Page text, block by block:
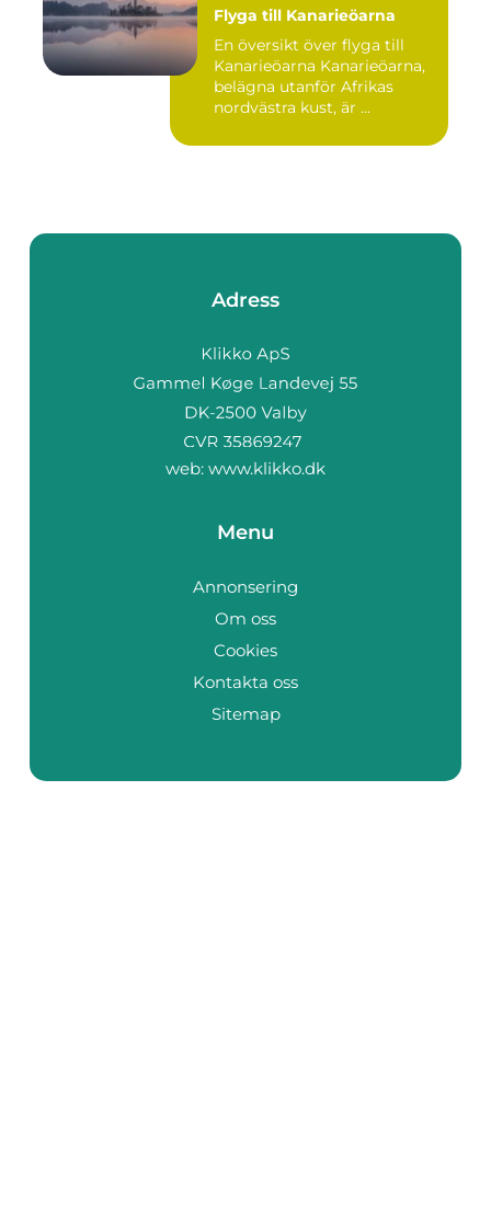
Flyga till Kanarieöarna
En översikt över flyga till
Kanarieöarna Kanarieöarna,
belägna utanför Afrikas
nordvästra kust, är ...
Adress
web: www.klikko.dk
Menu
Annonsering
Om oss
Cookies
Kontakta oss
Sitemap